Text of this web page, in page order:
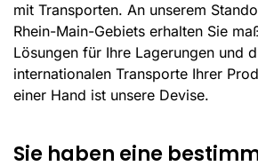
mit Transporten. An unserem
Rhein-Main-Gebiets erhalten Sie
Lösungen für Ihre Lagerungen und
internationalen Transporte Ihrer
einer Hand ist unsere Devise.
Sie haben eine